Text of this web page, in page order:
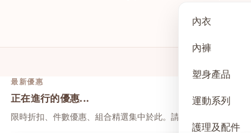
內衣
內褲
塑身產品
運動系列
護理及配件
最新優惠
正在進行的優惠...
限時折扣、件數優惠、組合精選集中於此。請先點上方活動，再